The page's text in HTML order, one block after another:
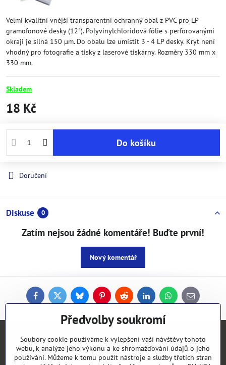
Velmi kvalitní vnější transparentní ochranný obal z PVC pro LP
gramofonové desky (12"). Polyvinylchloridová fólie s perforovanými
okraji je silná 150 µm. Do obalu lze umístit 3 - 4 LP desky. Kryt není
vhodný pro fotografie a tisky z laserové tiskárny. Rozměry 330 mm x
330 mm.
Skladem
18 Kč
Do košíku
Doručení
Diskuse 0
Zatím nejsou žádné komentáře! Buďte první!
Nový komentář
FacebookTwitterBlueskyPinterestReddit LinkedInWhatsApp
E-
mail
Kontakty
Předvolby soukromí
Soubory cookie používáme k vylepšení vaší návštěvy tohoto
webu, k analýze jeho výkonu a ke shromažďování údajů o jeho
používání. Můžeme k tomu použít nástroje a služby třetích stran